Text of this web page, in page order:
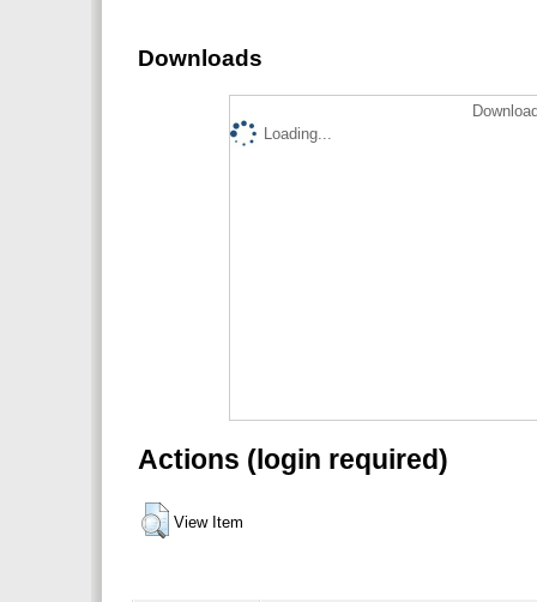
Downloads
Loading...
Actions (login required)
View Item